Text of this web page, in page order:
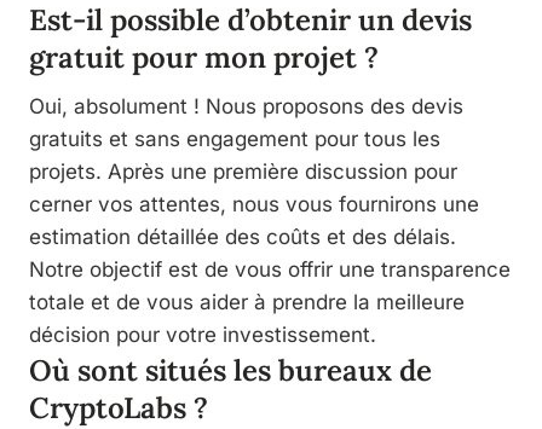
Est-il possible d’obtenir un devis
gratuit pour mon projet ?
Oui, absolument ! Nous proposons des devis
gratuits et sans engagement pour tous les
projets. Après une première discussion pour
cerner vos attentes, nous vous fournirons une
estimation détaillée des coûts et des délais.
Notre objectif est de vous offrir une transparence
totale et de vous aider à prendre la meilleure
décision pour votre investissement.
Où sont situés les bureaux de
CryptoLabs ?